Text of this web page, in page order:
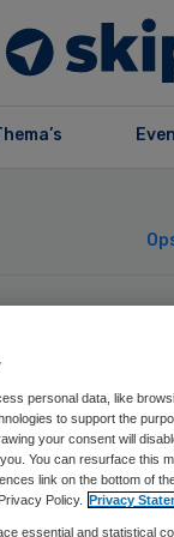
personal data, like
to support the
your consent will
You can resurface this
link on the bottom of
Policy. Privacy
essential and statistical